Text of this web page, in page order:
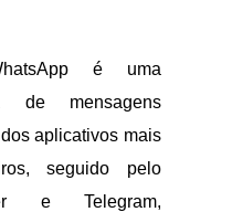
é uma
de mensagens
aplicativos mais
seguido pelo
e Telegram,